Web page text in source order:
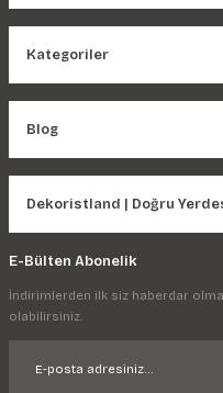
Kategoriler
Blog
Dekoristland | Doğru
E-Bülten Abonelik
İndirimlerden ilk siz haberdar
olabilirsiniz.